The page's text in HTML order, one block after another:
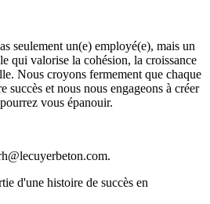
seulement un(e) employé(e), mais un
qui valorise la cohésion, la croissance
Nous croyons fermement que chaque
succès et nous nous engageons à créer
vous épanouir.
d'une histoire de succès en